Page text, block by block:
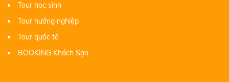
Tour học sinh
Tour hướng nghiệp
Tour quốc tế
BOOKING Khách Sạn